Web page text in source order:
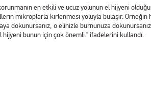
en etkili ve ucuz yolunun el hijyeni
mikroplarla kirlenmesi yoluyla bulaşır. Örneğin
dokunursanız, o elinizle burnunuza
hijyeni bunun için çok önemli.” ifadelerini kullandı.